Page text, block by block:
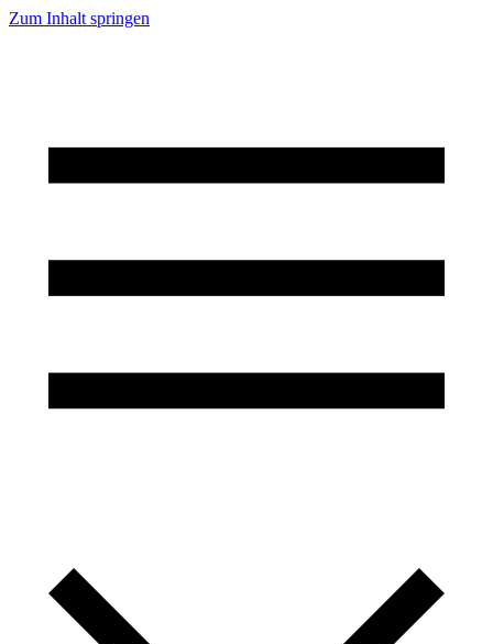
Zum Inhalt springen